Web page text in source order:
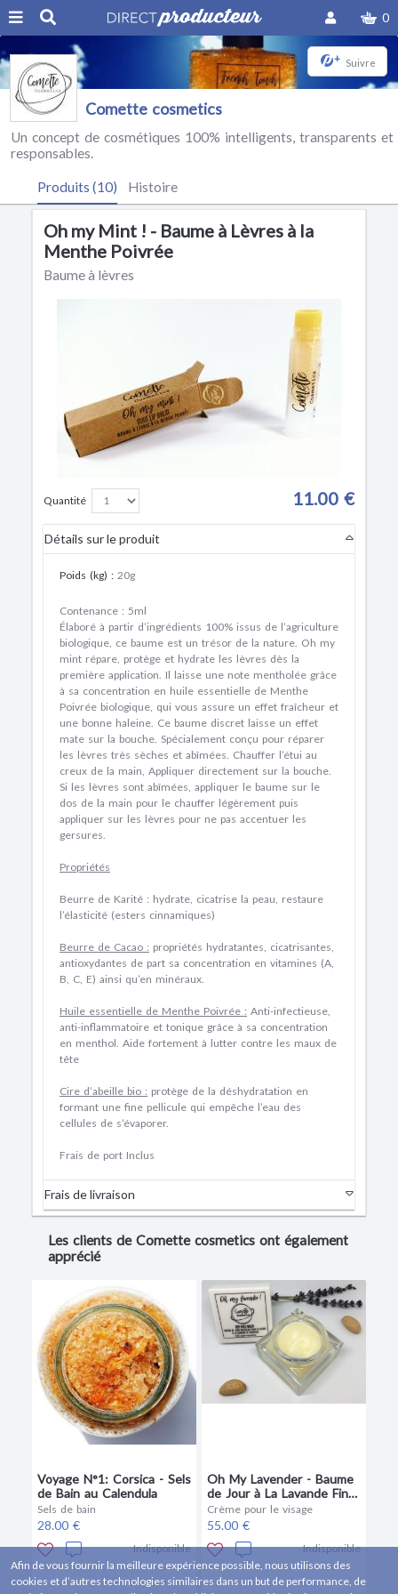
0
+ Suivre
Comette cosmetics
Un concept de cosmétiques 100% intelligents, transparents et
responsables.
Produits (10) Histoire
Oh my Mint ! - Baume à Lèvres à la
Menthe Poivrée
Baume à lèvres
Quantité 11.00 €
Détails sur le produit
Poids (kg) : 20g
Contenance : 5ml
Élaboré à partir d’ingrédients 100% issus de l’agriculture
biologique, ce baume est un trésor de la nature. Oh my
mint répare, protège et hydrate les lèvres dès la
première application. Il laisse une note mentholée grâce
à sa concentration en huile essentielle de Menthe
Poivrée biologique, qui vous assure un effet fraîcheur et
une bonne haleine . Ce baume discret laisse un effet
mate sur la bouche. Spécialement conçu pour réparer
les lèvres très sèches et abîmées . Chauffer l’étui au
creux de la main, Appliquer directement sur la bouche.
Si les lèvres sont abîmées, appliquer le baume sur le
dos de la main pour le chauffer légèrement puis
appliquer sur les lèvres pour ne pas accentuer les
gersures.
Propriétés
Beurre de Karité : hydrate, cicatrise la peau, restaure
l’élasticité (esters cinnamiques)
Beurre de Cacao : propriétés hydratantes, cicatrisantes,
antioxydantes de part sa concentration en vitamines (A,
B, C, E) ainsi qu’en minéraux.
Huile essentielle de Menthe Poivrée : Anti-infectieuse,
anti-inflammatoire et tonique grâce à sa concentration
en menthol. Aide fortement à lutter contre les maux de
tête
Cire d’abeille bio : protège de la déshydratation en
formant une fine pellicule qui empêche l’eau des
cellules de s’évaporer.
Frais de port Inclus
Frais de livraison
Les clients de Comette cosmetics ont également
apprécié
Voyage N°1: Corsica - Sels
de Bain au Calendula
Sels de bain
28.00 €
Indisponible
Oh My Lavender - Baume
de Jour à La Lavande Fine
de Provence
Crème pour le visage
55.00 €
Indisponible
Afin de vous fournir la meilleure expérience possible, nous utilisons des
cookies et d’autres technologies similaires dans un but de performance, de